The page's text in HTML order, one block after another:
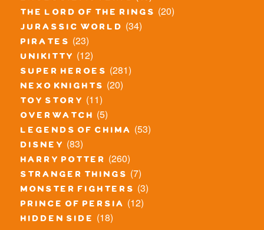
the lord of the rings (20)
jurassic world (34)
pirates (23)
unikitty (12)
super heroes (281)
nexo knights (20)
toy story (11)
overwatch (5)
legends of chima (53)
disney (83)
harry potter (260)
stranger things (7)
monster fighters (3)
prince of persia (12)
hidden side (18)